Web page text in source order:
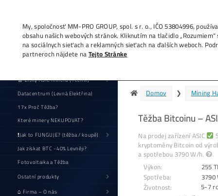
🛒 Zisky ASIC minerů (+ceník)
Datacentrum (Levná Elektřina)
17x Proč Těžba?
Které minery NEKUPOVAT?
My, spoločnosť MM-PRO GROUP, spol.
obsahu našich webových stránok.
partneroch nájdete naTejto Stránke